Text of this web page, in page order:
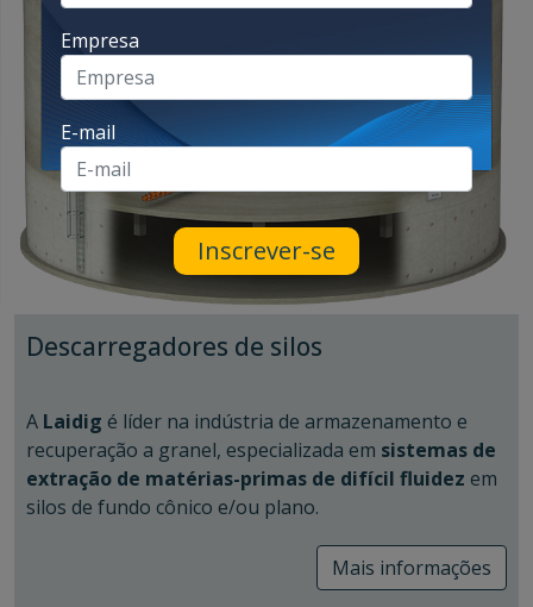
Descarregadores de silos
A Laidig é líder na indústria de armazenamento e
recuperação a granel, especializada em sistemas de
extração de matérias-primas de difícil fluidez em
silos de fundo cônico e/ou plano.
Quando os materiais armazenados em silos não
descarregam corretamente, duas ações geralmente
Mais informações
Empresa
E-mail
Inscrever-se